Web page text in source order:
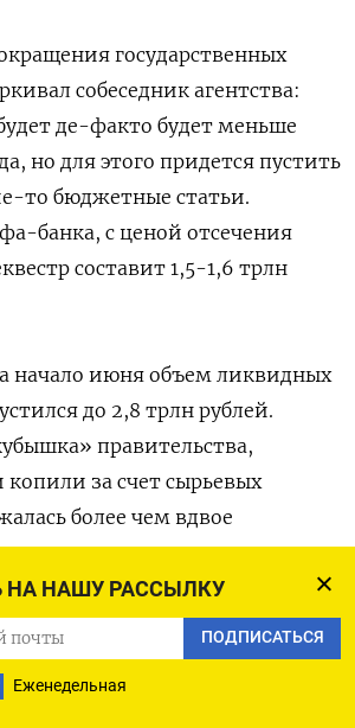
НАШУ РАССЫЛКУ
ПОДПИСАТЬСЯ
Еженедельная
государственных
собеседник агентства:
де-факто будет меньше
но для этого придется пустить
то бюджетные статьи.
банка, с ценой отсечения
составит 1,5-1,6 трлн
начало июня объем ликвидных
до 2,8 трлн рублей.
правительства,
за счет сырьевых
более чем вдвое
и втрое — в долларовом
$37,4 млрд).
останутся низкими, то этот
полностью исчерпан в 2026